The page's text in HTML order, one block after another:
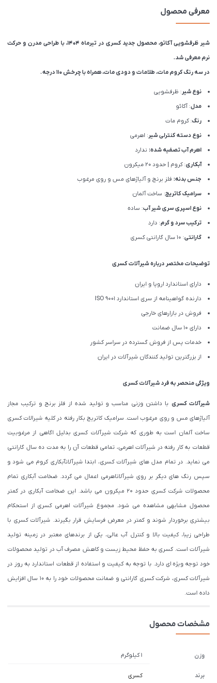
معرفی محصول
شیر ظرفشویی آکائو، محصول جدید کسری در تیرماه ۱۴۰۴، با طراحی مدرن و حرکت
نرم معرفی شد.
در سه رنگ کروم مات، طلامات و دودی مات، همراه با چرخش ۱۱۰ درجه.
نوع شیر: ظرفشویی
مدل: آکائو
رنگ: کروم مات
نوع دسته کنترلی شیر: اهرمی
اهرم آب تصفیه شده: ندارد
آبکاری: کروم | حدود 20 میکرون
جنس بدنه: فلز برنج و آلیاژهای مس و روی مرغوب
سرامیک کاتریج: ساخت آلمان
نوع اسپری سری شیر آب: ساده
ترکیب سرد و گرم: دارد
گارانتی: 10 سال گارانتی کسری
توضیحات مختصر درباره شیرآلات کسری
دارای استاندارد اروپا و ایران
دارنده گواهینامه از سری استاندارد ISO 9001
فروش در بازارهای خارجی
دارای 10 سال ضمانت
خدمات پس از فروش گسترده در سراسر کشور
از بزرگترین تولید کنندگان شیرآلات در ایران
ویژگی منحصر به فرد شیرآلات کسری
شیرآلات کسری با داشتن وزنی مناسب و تولید شده از فلز برنج و ترکیب مجاز
آلیاژهای مس و روی مرغوب است. سرامیک کاتریج بکار رفته در کلیه شیرالات کسری
ساخت آلمان است به طوری که شرکت شیرآلات کسری بدلیل اگاهی از مرغوبیت
قطعات به کار رفته در شیرآلات اهرمی، تمامی قطعات آن را به مدت ده سال گارانتی
می نماید. در تمام مدل های شیرآلات کسری، ابتدا شیرآلاتآبکاری کروم می شود و
سپس رنگ های دیگر بر روی شیرآلاتاهرمی اعمال می گردد. ضخامت آبکاری تمام
محصولات شرکت کسری حدود ۲۰ میکرون می باشد. این ضخامت آبکاری در کمتر
محصول مشابهی مشاهده می شود. مجموع شیرآلات اهرمی کسری از استحکام
بیشتری برخوردار شوند و کمتر در معرض فرسایش قرار بگیرند. شیرآلات کسری با
طراحی زیبا، کیفیت بالا و کنترل آب عالی، یکی از برندهای معتبر در زمینه تولید
شیرآلات است. کسری به حفظ محیط زیست و کاهش مصرف آب در تولید محصولات
خود توجه ویژه ای دارد. با توجه به کیفیت و استفاده از قطعات استاندارد به روز در
شیرآلات کسری، شرکت کسری گارانتی و ضمانت محصولات خود را به 10 سال افزایش
داده است.
مشخصات محصول
وزن 1 کیلوگرم
برند کسری